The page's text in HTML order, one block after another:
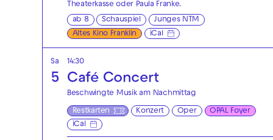
Theaterkasseoder Paula Franke.
ab 8 Schauspiel
Junges NTM
Altes Kino Franklin
iCal
Sa
5
14:30
Café Concert
Beschwingte Musik am Nachmittag
Restkarten Konzert Oper
OPAL Foyer
iCal